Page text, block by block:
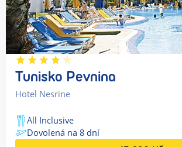
Tunisko Pevnina
Hotel Nesrine
All Inclusive
Dovolená na 8 dní